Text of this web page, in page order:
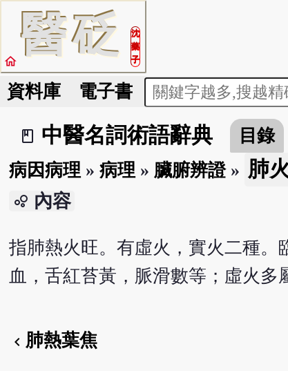
醫砭
沈
藥
子
home
資料庫 電子書
book_2
中醫名詞術語辭典 目錄
病因病理 » 病理 » 臟腑辨證» 肺火
bubble_chart 內容
指肺熱火旺。有虛火，實火二種
血，舌紅苔黃，脈滑數等；虛火多
chevron_left 肺熱葉焦